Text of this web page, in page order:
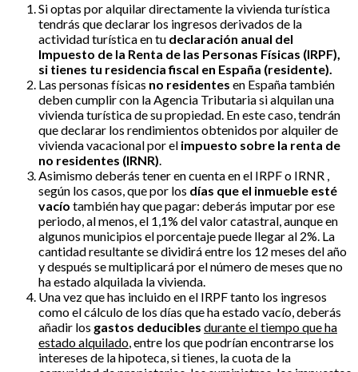
Si optas por alquilar directamente la vivienda turística
tendrás que declarar los ingresos derivados de la
actividad turística en tu declaración anual del
Impuesto de la Renta de las Personas Físicas (IRPF),
si tienes tu residencia fiscal en España (residente).
Las personas físicas no residentes en España también
deben cumplir con la Agencia Tributaria si alquilan una
vivienda turística de su propiedad. En este caso, tendrán
que declarar los rendimientos obtenidos por alquiler de
vivienda vacacional por el impuesto sobre la renta de
no residentes (IRNR).
Asimismo deberás tener en cuenta en el IRPF o IRNR ,
según los casos, que por los días que el inmueble esté
vacío también hay que pagar: deberás imputar por ese
periodo, al menos, el 1,1% del valor catastral, aunque en
algunos municipios el porcentaje puede llegar al 2%. La
cantidad resultante se dividirá entre los 12 meses del año
y después se multiplicará por el número de meses que no
ha estado alquilada la vivienda.
Una vez que has incluido en el IRPF tanto los ingresos
como el cálculo de los días que ha estado vacío, deberás
añadir los gastos deducibles durante el tiempo que ha
estado alquilado, entre los que podrían encontrarse los
intereses de la hipoteca, si tienes, la cuota de la